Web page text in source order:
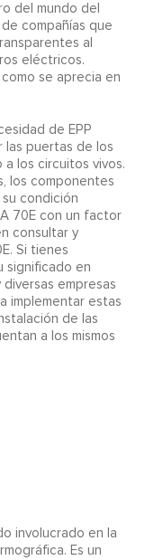
del mundo del
compañías que
al
eléctricos.
se aprecia en
de EPP
las puertas de los
los circuitos vivos.
los componentes
condición
70E con un factor
consultar y
Si tienes
significado en
empresas
implementar estas
de las
a los mismos
involucrado en la
Es un